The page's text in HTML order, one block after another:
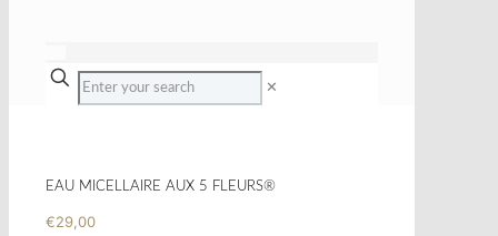
✕
EAU MICELLAIRE AUX 5 FLEURS®
€29,00